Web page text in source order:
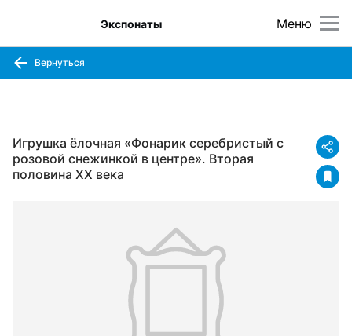
Меню
Экспонаты
Вернуться
Игрушка ёлочная «Фонарик серебристый с
розовой снежинкой в центре». Вторая
половина XX века